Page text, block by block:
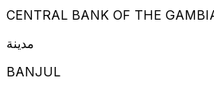
CENTRAL BANK OF THE
مدينة
BANJUL